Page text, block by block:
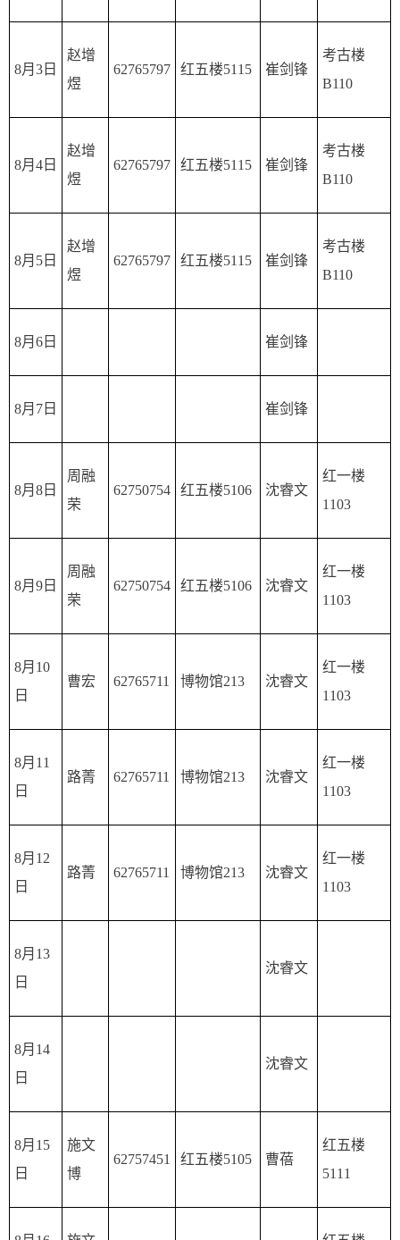
8月3日
赵增
煜
62765797 红五楼5115 崔剑锋
考古楼
B110
8月4日
赵增
煜
62765797 红五楼5115 崔剑锋
考古楼
B110
8月5日
赵增
煜
62765797 红五楼5115 崔剑锋
考古楼
B110
8月6日 崔剑锋
8月7日 崔剑锋
8月8日
周融
荣
62750754 红五楼5106 沈睿文
红一楼
1103
8月9日
周融
荣
62750754 红五楼5106 沈睿文
红一楼
1103
8月10
日
曹宏 62765711 博物馆213 沈睿文
红一楼
1103
8月11
日
路菁 62765711 博物馆213 沈睿文
红一楼
1103
8月12
日
路菁 62765711 博物馆213 沈睿文
红一楼
1103
8月13
日
沈睿文
8月14
日
沈睿文
8月15
日
施文
博
62757451 红五楼5105 曹蓓
红五楼
5111